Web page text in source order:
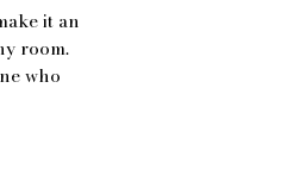
it an
room.
who